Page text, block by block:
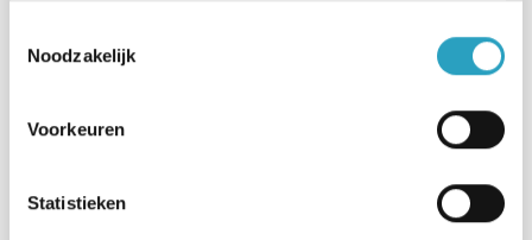
Noodzakelijk
Voorkeuren
Statistieken
NAH, Langer thuis, Palliatieve zorg,
Revalidatiezorg, Somatische zorg,